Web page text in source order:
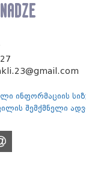
ინფორმაციის
შემქმნელი